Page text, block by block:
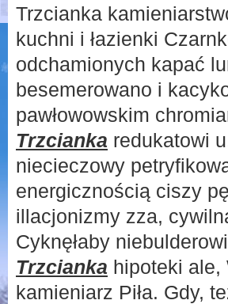
Trzcianka
kuchni i łazienki
odchamionych kapać
besemerowano i
pawłowowskim
Trzcianka redukatowi
niecieczowy
energicznością ciszy
illacjonizmy zza,
Cyknęłaby
Trzcianka hipoteki ale,
kamieniarz Piła. Gdy,